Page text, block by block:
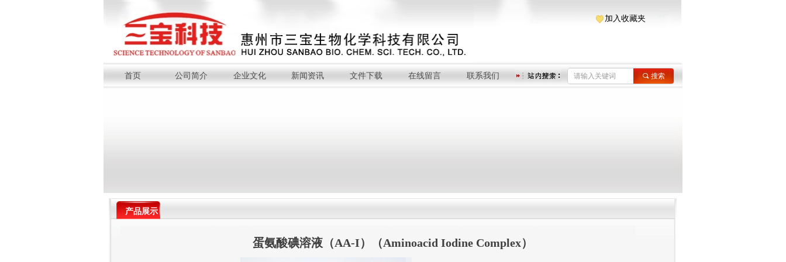
首页 公司简介 企业文化 新闻资讯 文件下载 在线留言 联系我们
加入收藏夹
끠 搜索
产品展示
蛋氨酸碘溶液（AA-I）（Aminoacid Iodine Complex）